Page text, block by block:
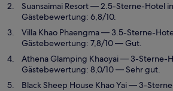
Suansaimai Resort— 2.5-Sterne-Hotel
Gästebewertung: 6,8/10.
Villa Khao Phaengma— 3.5-Sterne-
Gästebewertung: 7,8/10 — Gut.
Athena Glamping Khaoyai— 3-Sterne-
Gästebewertung: 8,0/10 — Sehr gut.
Black Sheep House Khao Yai— 3-